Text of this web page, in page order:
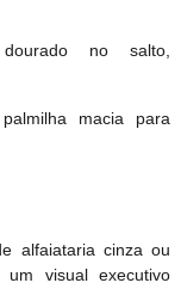
no salto,
macia para
alfaiataria cinza ou
visual executivo